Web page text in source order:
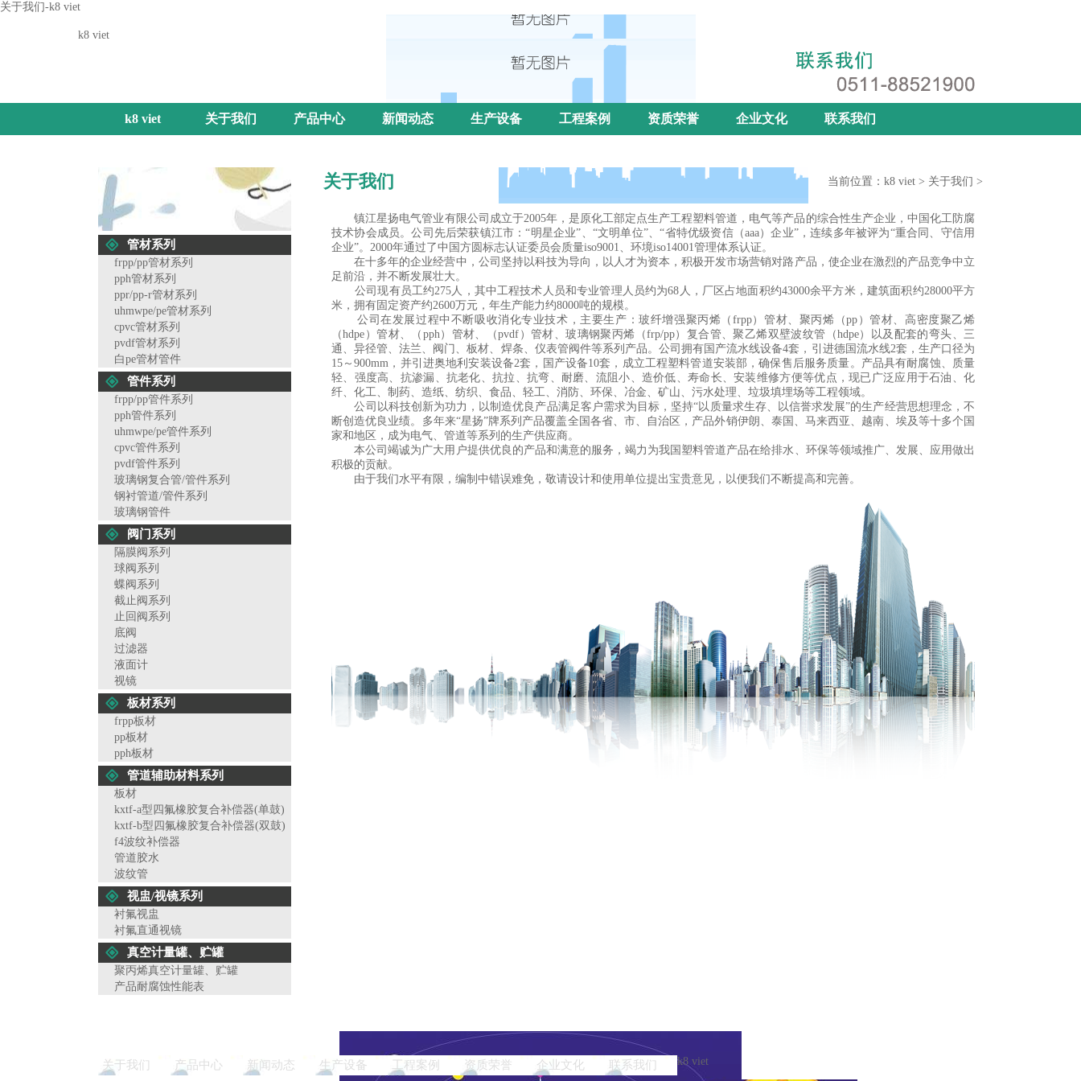
关于我们-k8 viet
k8 viet
k8 viet 关于我们 产品中心 新闻动态 生产设备 工程案例 资质荣誉 企业文化 联系我们
管材系列
frpp/pp管材系列
pph管材系列
ppr/pp-r管材系列
uhmwpe/pe管材系列
cpvc管材系列
pvdf管材系列
白pe管材管件
管件系列
frpp/pp管件系列
pph管件系列
uhmwpe/pe管件系列
cpvc管件系列
pvdf管件系列
玻璃钢复合管/管件系列
钢衬管道/管件系列
玻璃钢管件
阀门系列
隔膜阀系列
球阀系列
蝶阀系列
截止阀系列
止回阀系列
底阀
过滤器
液面计
视镜
板材系列
frpp板材
pp板材
pph板材
管道辅助材料系列
板材
kxtf-a型四氟橡胶复合补偿器(单鼓)
kxtf-b型四氟橡胶复合补偿器(双鼓)
f4波纹补偿器
管道胶水
波纹管
视盅/视镜系列
衬氟视盅
衬氟直通视镜
真空计量罐、贮罐
聚丙烯真空计量罐、贮罐
产品耐腐蚀性能表
关于我们 当前位置： k8 viet > 关于我们 >
镇江星扬电气管业有限公司成立于2005年，是原化工部定点生产工程塑料管道，电气等产品的综合性生产企业，中国化工防腐
技术协会成员。公司先后荣获镇江市：“明星企业”、“文明单位”、“省特优级资信（aaa）企业”，连续多年被评为“重合同、守信用
企业”。2000年通过了中国方圆标志认证委员会质量iso9001、环境iso14001管理体系认证。
在十多年的企业经营中，公司坚持以科技为导向，以人才为资本，积极开发市场营销对路产品，使企业在激烈的产品竞争中立
足前沿，并不断发展壮大。
公司现有员工约275人，其中工程技术人员和专业管理人员约为68人，厂区占地面积约43000余平方米，建筑面积约28000平方
米，拥有固定资产约2600万元，年生产能力约8000吨的规模。
公司在发展过程中不断吸收消化专业技术，主要生产：玻纤增强聚丙烯（frpp）管材、聚丙烯（pp）管材、高密度聚乙烯
（hdpe）管材、（pph）管材、（pvdf）管材、玻璃钢聚丙烯（frp/pp）复合管、聚乙烯双壁波纹管（hdpe）以及配套的弯头、三
通、异径管、法兰、阀门、板材、焊条、仪表管阀件等系列产品。公司拥有国产流水线设备4套，引进德国流水线2套，生产口径为
15～900mm，并引进奥地利安装设备2套，国产设备10套，成立工程塑料管道安装部，确保售后服务质量。产品具有耐腐蚀、质量
轻、强度高、抗渗漏、抗老化、抗拉、抗弯、耐磨、流阻小、造价低、寿命长、安装维修方便等优点，现已广泛应用于石油、化
纤、化工、制药、造纸、纺织、食品、轻工、消防、环保、冶金、矿山、污水处理、垃圾填埋场等工程领域。
公司以科技创新为功力，以制造优良产品满足客户需求为目标，坚持“以质量求生存、以信誉求发展”的生产经营思想理念，不
断创造优良业绩。多年来“星扬”牌系列产品覆盖全国各省、市、自治区，产品外销伊朗、泰国、马来西亚、越南、埃及等十多个国
家和地区，成为电气、管道等系列的生产供应商。
本公司竭诚为广大用户提供优良的产品和满意的服务，竭力为我国塑料管道产品在给排水、环保等领域推广、发展、应用做出
积极的贡献。
由于我们水平有限，编制中错误难免，敬请设计和使用单位提出宝贵意见，以便我们不断提高和完善。
k8 viet
关于我们 产品中心 新闻动态 生产设备 工程案例 资质荣誉 企业文化 联系我们